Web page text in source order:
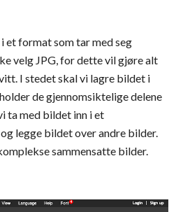
et format som tar med seg
velg JPG, for dette vil gjøre alt
I stedet skal vi lagre bildet i
de gjennomsiktelige delene
ta med bildet inn i et
legge bildet over andre bilder.
sammensatte bilder.